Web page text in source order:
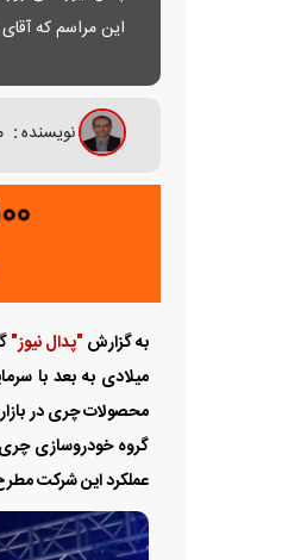
این مراسم که
نویسنده:
به گزارش"پدال نیوز"
میلادی به بعد با
محصولات چری در
عملکرد این شرکت